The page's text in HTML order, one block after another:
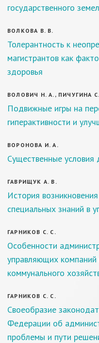
государственного
ВОЛКОВА В. В.
Толерантность к
магистрантов как
здоровья
ВОЛОВИЧ Н. А., ПИЧУГИНА
Подвижные игры на
гиперактивности и
ВОРОНОВА И. А.
Существенные условия
ГАВРИЩУК А. В.
История
специальных знаний в
ГАРНИКОВ С. С.
Особенности
управляющих
коммунального
ГАРНИКОВ С. С.
Своеобразие
Федерации об
проблемы и пути